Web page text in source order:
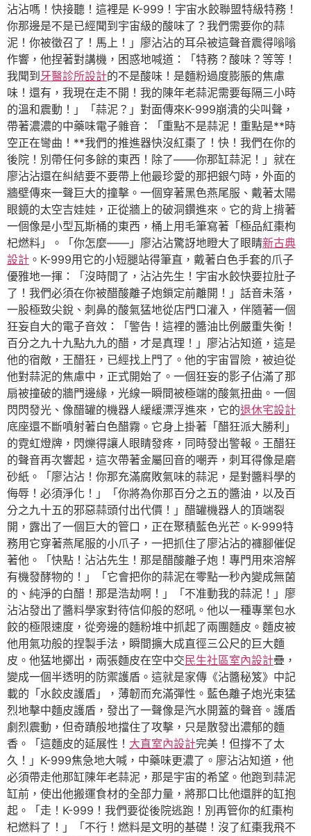
沾沾嗎！快接聽！這裡是 K-999！宇宙水餃聯盟特級特務！
你那邊是不是已經聞到宇宙級的酸味了？我們需要你的蒜
泥！你被徵召了！馬上！」廖沾沾的耳朵被這聲音震得嗡嗡
作響，他捏著對講機，困惑地喊道：「特務？酸味？等等！
我聞到 牙醫診所設計的不是酸味！是麵粉過度膨脹的焦慮
味！還有，我現在走不開！我的陳年老蒜泥需要每隔三小時
的溫和震動！」「蒜泥？」對面傳來K-999崩潰的尖叫聲，
帶著濃濃的中藥味電子雜音：「重點不是蒜泥！重點是**時
空正在彎曲！**我們的推進器快沒紅棗了！快！我們在你的
後院！別帶任何多餘的東西！除了——你那缸蒜泥！」就在
廖沾沾還在糾結要不要帶上他最珍愛的那把銀勺時，外面的
牆壁傳來一聲巨大的撞擊。一個穿著黑色燕尾服、戴著太陽
眼鏡的太空吉娃娃，正從牆上的破洞鑽進來。它的背上揹著
一個像是小型瓦斯桶的東西，桶上用毛筆寫著「極品紅棗枸
杞燃料」。「你怎麼——」廖沾沾驚訝地瞪大了眼睛新古典
設計 。K-999用它的小短腿站得筆直，戴著白色手套的爪子
優雅地一揮：「沒時間了，沾沾先生！宇宙水餃快要拉肚子
了！我們必須在你被醋酸離子炮鎖定前離開！」話音未落，
一股極致尖銳、刺鼻的酸氣猛地從店門口灌入，伴隨著一個
狂妄自大的電子音效：「警告！這裡的醬油比例嚴重失衡！
百分之九十九點九九的醋，才是真理！」廖沾沾知道，這是
他的宿敵，王醋狂，已經找上門了。他的宇宙冒險，被迫從
他對蒜泥的焦慮中，正式開始了。一個狂妄的影子佔滿了那
扇被撞破的牆門邊緣，光線一瞬間被極端的酸氣扭曲。一個
閃閃發光、像醋罐的機器人緩緩漂浮進來，它的退休宅設計
底座還不斷噴射著白色醋霧。它身上掛著「醋狂派大勝利」
的霓虹燈牌，閃爍得讓人眼睛發疼，同時發出警報。王醋狂
的聲音再次響起，這次帶著金屬回音的嘲弄，刺耳得像是磨
砂紙。「廖沾沾！你那充滿腐敗氣味的蒜泥，是對醬料學的
侮辱！必須淨化！」「你將為你那百分之五的醬油，以及百
分之九十五的邪惡蒜頭付出代價！」醋罐機器人的頂端裂
開，露出了一個巨大的管口，正在聚積藍色光芒。K-999特
務用它穿著燕尾服的小爪子，一把抓住了廖沾沾的褲腳催促
著他。「快點！沾沾先生！那是醋酸離子炮！專門用來溶解
有機發酵物的！」「它會把你的蒜泥在零點一秒內變成無菌
的、純淨的白醋！那是浩劫啊！」「不准動我的蒜泥！」廖
沾沾發出了醬料學家對待信仰般的怒吼。他以一種專業包水
餃的極限速度，從旁邊的麵粉堆中抓起了兩團麵皮。麵皮被
他用氣功般的捏製手法，瞬間擴大成直徑三公尺的巨大麵
皮。他猛地擲出，兩張麵皮在空中交 民生社區室內設計疊，
變成一個半透明的防禦護盾。這就是家傳《沾醬秘笈》中記
載的「水餃皮護盾」，薄韌而充滿彈性。藍色離子炮光束猛
烈地擊中麵皮護盾，發出了一聲像是汽水開蓋的聲音。護盾
劇烈震動，但奇蹟般地擋住了攻擊，只是散發出濃郁的麵
香。「這麵皮的延展性！ 大直室內設計完美！但撐不了太
久！」K-999焦急地大喊，中藥味更濃了。廖沾沾知道，他
必須帶走他那缸陳年老蒜泥，那是宇宙的希望。他跑到蒜泥
缸前，使出他搬運食材的全部力量，將那口比他還胖的缸抱
起。「走！K-999！我們要從後院逃跑！別再管你的紅棗枸
杞燃料了！」「不行！燃料是文明的基礎！沒了紅棗我飛不